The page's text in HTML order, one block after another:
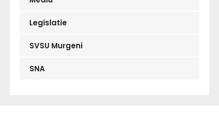
Legislatie
SVSU Murgeni
SNA